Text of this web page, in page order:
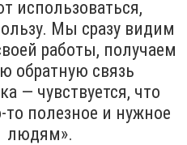
использоваться,
Мы сразу видим
работы, получаем
обратную связь
— чувствуется, что
то полезное и нужное
людям».